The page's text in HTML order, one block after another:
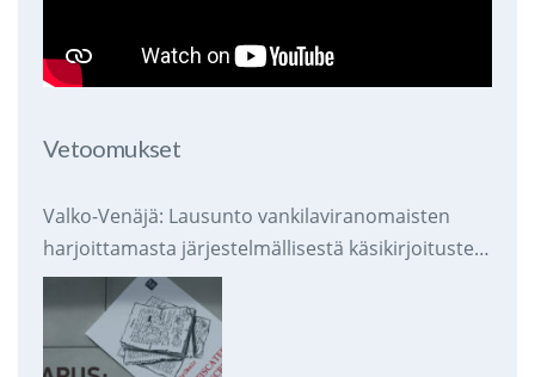
Vetoomukset
Valko-Venäjä: Lausunto vankilaviranomaisten
harjoittamasta järjestelmällisestä käsikirjoitusten
takavarikoinnista ja tuhoamisesta